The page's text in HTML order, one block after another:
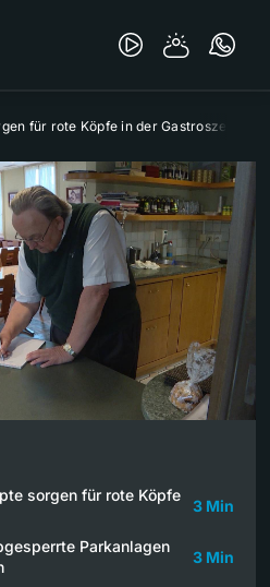
für rote Köpfe in der Gastroszene
sorgen für rote Köpfe
3 Min
Parkanlagen
3 Min